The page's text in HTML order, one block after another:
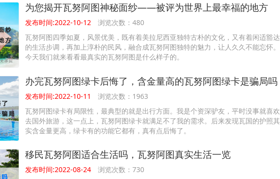
为您揭开瓦努阿图神秘面纱——被评为世界上最幸福的地方
发布时间:2022-10-12
浏览次数：480
瓦努阿图四季如夏，风景优美，既有着美拉尼西亚独特古朴的文化，又有着闲适豁达
的生活步调，再加上淳朴的民风，融合成瓦努阿图独特的魅力，让人久久不能忘怀。
今天我们就来看看最真实的瓦努阿图是什么样子的。
办完瓦努阿图绿卡后悔了，含金量高的瓦努阿图绿卡是骗局吗
发布时间:2022-10-11
浏览次数：1963
瓦努阿图绿卡有局限性，最典型的就是出行方面。我是个资深驴友，平时没事就喜欢
去国外旅游，这一点上，瓦努阿图绿卡就满足不了我的需求。后来发现瓦国的护照其
实含金量更高，绿卡有的功能它都有，真有点后悔了。
移民瓦努阿图适合生活吗，瓦努阿图真实生活一览
发布时间:2022-08-24
浏览次数：730